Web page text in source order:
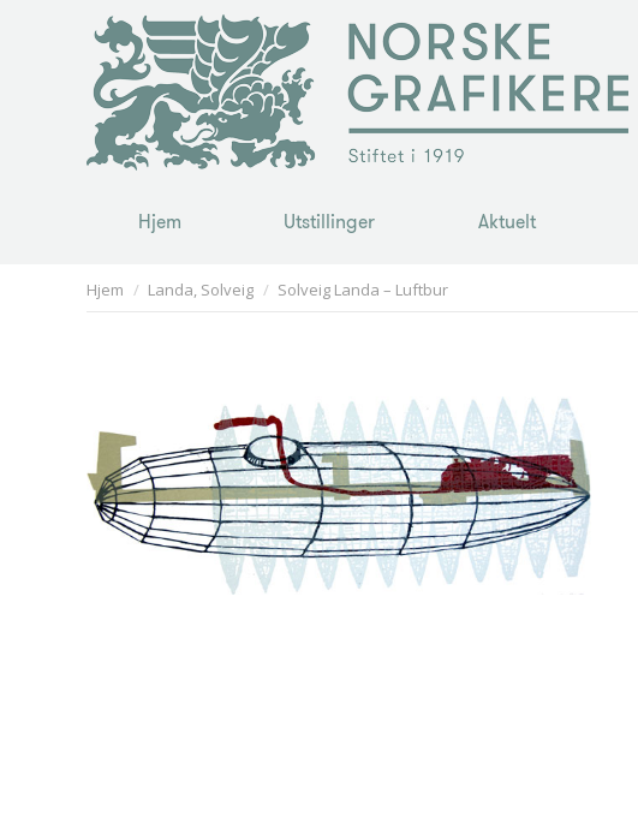
Hjem Utstillinger Aktuelt
You are here:
Hjem Landa, Solveig Solveig Landa – Luftbur
Hjem Utstillinger Aktuelt